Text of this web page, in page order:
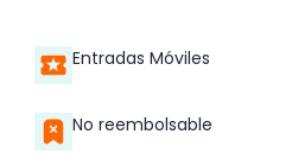
Entradas Móviles
No reembolsable